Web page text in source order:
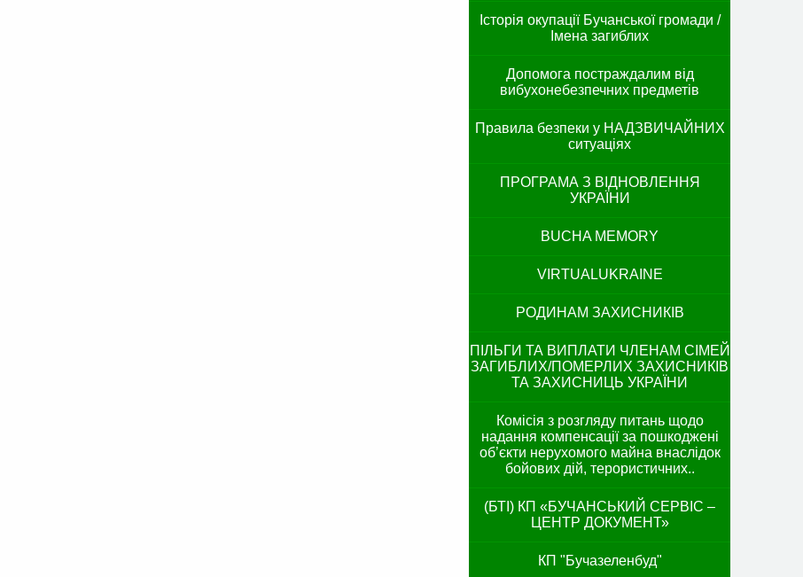
Історія окупації Бучанської громади /
Імена загиблих
Допомога постраждалим від
вибухонебезпечних предметів
Правила безпеки у НАДЗВИЧАЙНИХ
ситуаціях
ПРОГРАМА З ВІДНОВЛЕННЯ
УКРАЇНИ
BUCHA MEMORY
VIRTUALUKRAINE
РОДИНАМ ЗАХИСНИКІВ
ПІЛЬГИ ТА ВИПЛАТИ ЧЛЕНАМ СІМЕЙ
ЗАГИБЛИХ/ПОМЕРЛИХ ЗАХИСНИКІВ
ТА ЗАХИСНИЦЬ УКРАЇНИ
Комісія з розгляду питань щодо
надання компенсації за пошкоджені
об’єкти нерухомого майна внаслідок
бойових дій, терористичних..
(БТІ) КП «БУЧАНСЬКИЙ СЕРВІС –
ЦЕНТР ДОКУМЕНТ»
КП "Бучазеленбуд"